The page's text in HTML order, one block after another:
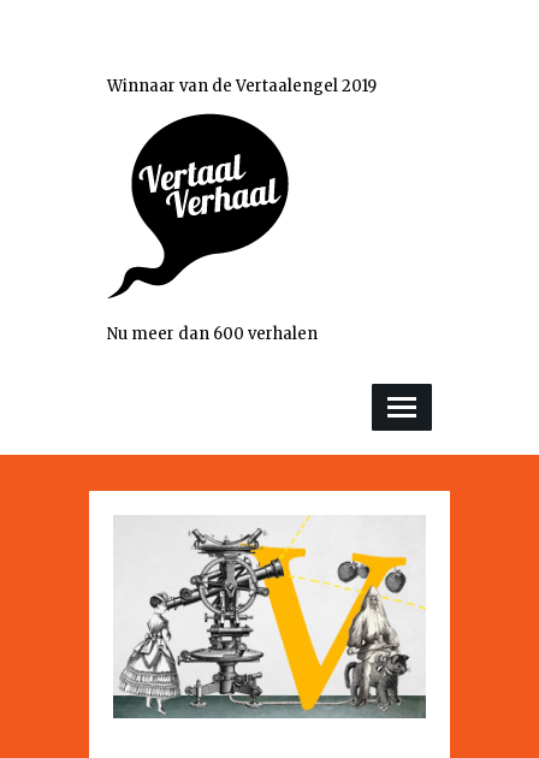
Winnaar van de Vertaalengel 2019
Nu meer dan 600 verhalen